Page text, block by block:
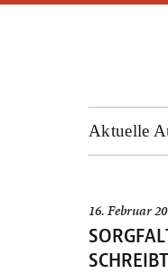
Aktuelle
16. Februar
SCHREIBT